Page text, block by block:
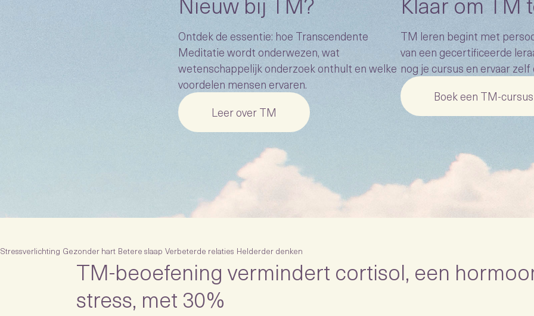
TM leren begint met
van een gecertificeerde
nog je cursus en ervaar zelf
Boek een TM-cursus
Ontdek de essentie: hoe Transcendente
Meditatie wordt onderwezen, wat
wetenschappelijk onderzoek onthult en welke
voordelen mensen ervaren.
Leer over TM
Stressverlichting Gezonder hart Betere slaap Verbeterde relaties Helderder denken
TM-beoefening vermindert cortisol, een
stress, met 30%